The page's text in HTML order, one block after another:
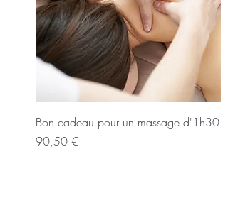
Bon cadeau pour un massage d'1h30
Prix
90,50 €